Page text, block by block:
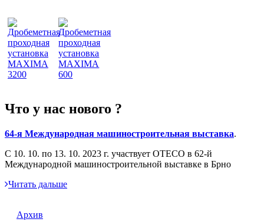
Что у нас нового ?
64-я Международная машиностроительная выставка.
С 10. 10. по 13. 10. 2023 г. участвует ОТЕСО в 62-й
Международной машиностроительной выставке в Брно
Читать дальше
Архив